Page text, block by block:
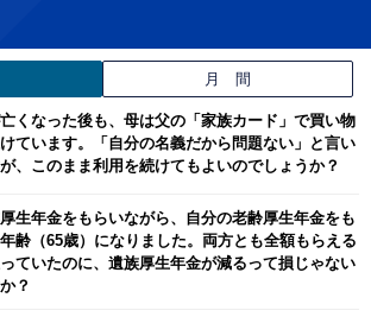
月 間
くなった後も、母は父の「家族カード」で買い物
ています。「自分の名義だから問題ない」と言い
、このまま利用を続けてもよいのでしょうか？
生年金をもらいながら、自分の老齢厚生年金をも
齢（65歳）になりました。両方とも全額もらえる
ていたのに、遺族厚生年金が減るって損じゃない
？